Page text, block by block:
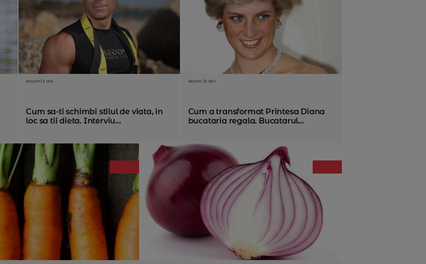
acum 12 ani
Cum sa-ti schimbi stilul de viata, in
loc sa tii dieta. Interviu...
acum 12 ani
Cum a transformat Printesa Diana
bucataria regala. Bucatarul...